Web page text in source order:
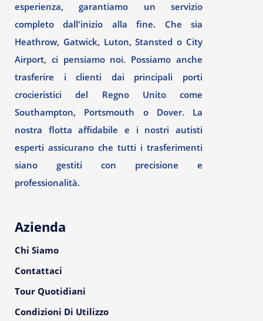
esperienza, garantiamo un servizio
completo dall'inizio alla fine. Che sia
Heathrow, Gatwick, Luton, Stansted o City
Airport, ci pensiamo noi. Possiamo anche
trasferire i clienti dai principali porti
crocieristici del Regno Unito come
Southampton, Portsmouth o Dover. La
nostra flotta affidabile e i nostri autisti
esperti assicurano che tutti i trasferimenti
siano gestiti con precisione e
professionalità.
Azienda
Chi Siamo
Contattaci
Tour Quotidiani
Condizioni Di Utilizzo